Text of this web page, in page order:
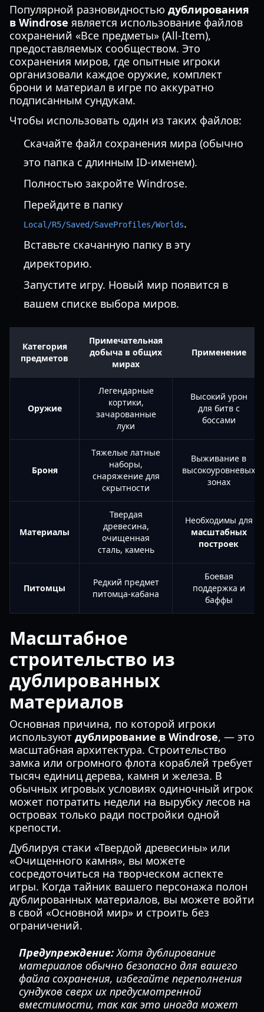
Популярной разновидностью дублирования
в Windrose является использование файлов
сохранений «Все предметы» (All-Item),
предоставляемых сообществом. Это
сохранения миров, где опытные игроки
организовали каждое оружие, комплект
брони и материал в игре по аккуратно
подписанным сундукам.
Чтобы использовать один из таких файлов:
Скачайте файл сохранения мира (обычно
это папка с длинным ID-именем).
Полностью закройте Windrose.
Перейдите в папку
Local/R5/Saved/SaveProfiles/Worlds.
Вставьте скачанную папку в эту
директорию.
Запустите игру. Новый мир появится в
вашем списке выбора миров.
Категория
предметов
Примечательная
добыча в общих
мирах
Применение
Оружие
Легендарные
кортики,
зачарованные
луки
Высокий урон
для битв с
боссами
Броня
Тяжелые латные
наборы,
снаряжение для
скрытности
Выживание в
высокоуровневых
зонах
Материалы
Твердая
древесина,
очищенная
сталь, камень
Необходимы для
масштабных
построек
Питомцы
Редкий предмет
питомца-кабана
Боевая
поддержка и
баффы
Масштабное
строительство из
дублированных
материалов
Основная причина, по которой игроки
используют дублирование в Windrose, — это
масштабная архитектура. Строительство
замка или огромного флота кораблей требует
тысяч единиц дерева, камня и железа. В
обычных игровых условиях одиночный игрок
может потратить недели на вырубку лесов на
островах только ради постройки одной
крепости.
Дублируя стаки «Твердой древесины» или
«Очищенного камня», вы можете
сосредоточиться на творческом аспекте
игры. Когда тайник вашего персонажа полон
дублированных материалов, вы можете войти
в свой «Основной мир» и строить без
ограничений.
Предупреждение:Хотя дублирование
материалов обычно безопасно для вашего
файла сохранения, избегайте переполнения
сундуков сверх их предусмотренной
вместимости, так как это иногда может